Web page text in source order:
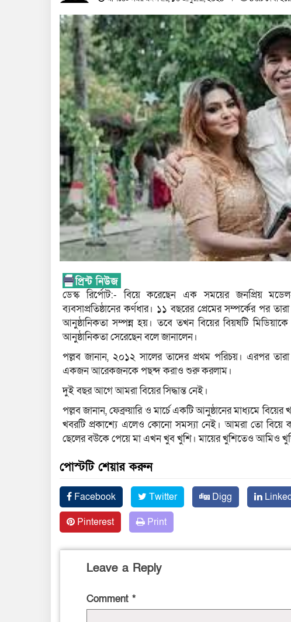
ডেস্ক রির্পোট:- বিয়ে করেছেন এক সময়ের জনপ্রিয়
ব্যবসাপ্রতিষ্ঠানের কর্ণধার। ১১ বছরের প্রেমের সম্পর্কের পর
আনুষ্ঠানিকতা সম্পন্ন হয়। তবে তখন বিয়ের বিয়ষটি
আনুষ্ঠানিকতা সেরেছেন বলে জানালেন।
পল্লব জানান, ২০১২ সালের তাদের প্রথম পরিচয়। এরপর
একজন আরেকজনকে পছন্দ করাও শুরু করলাম।
দুই বছর আগে আমরা বিয়ের সিদ্ধান্ত নেই।
পল্লব জানান, ফেব্রুয়ারি ও মার্চে একটি আনুষ্ঠানের মাধ্যমে
খবরটি প্রকাশ্যে এলেও কোনো সমস্যা নেই। আমরা তো বিয়ে
ছেলের বউকে পেয়ে মা এখন খুব খুশি। মায়ের খুশিতেও আমিও
পোস্টটি শেয়ার করুন
Facebook Twitter Digg
Pinterest
Print
Leave a Reply
Comment *